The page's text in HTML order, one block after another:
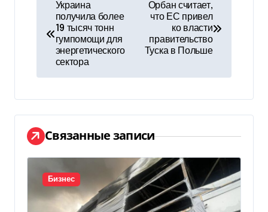
и
г
а
ц
и
я
Украина
получила более
19 тысяч тонн
гумпомощи для
энергетического
сектора
Орбан считает,
что ЕС привел
ко власти
правительство
Туска в Польше
Связанные записи
Бизнес